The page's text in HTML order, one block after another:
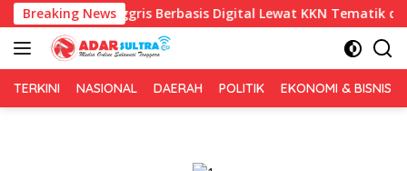
Langsung
ke
konten
Breaking News
Inggris Berbasis Digital Lewat KKN Tematik di Desa Alebo
TERKINI NASIONAL DAERAH POLITIK EKONOMI & BISNIS